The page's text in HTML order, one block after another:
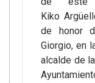
Kiko
de honor
Giorgio, en
alcalde de